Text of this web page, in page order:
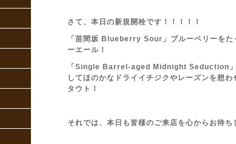
さて、本日の新規開栓です！！！！！
「苗間坂 Blueberry Sour」ブルーベリーをた
ーエール！
「Single Barrel-aged Midnight Seduction」
してほのかなドライイチジクやレーズンを想
タウト！
それでは、本日も皆様のご来店を心からお待ち